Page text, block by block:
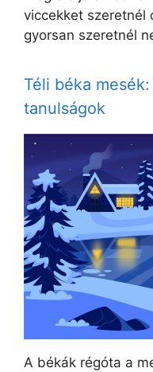
viccekket szeretnél
gyorsan szeretnél
Téli béka
tanulságok
A békák régóta a